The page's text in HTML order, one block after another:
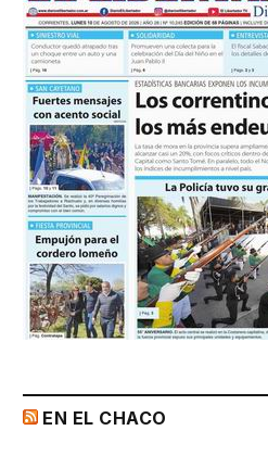
EN EL CHACO